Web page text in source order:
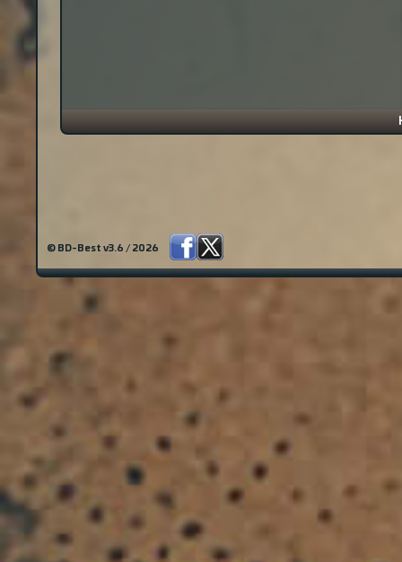
© BD-Best v3.6 / 2026